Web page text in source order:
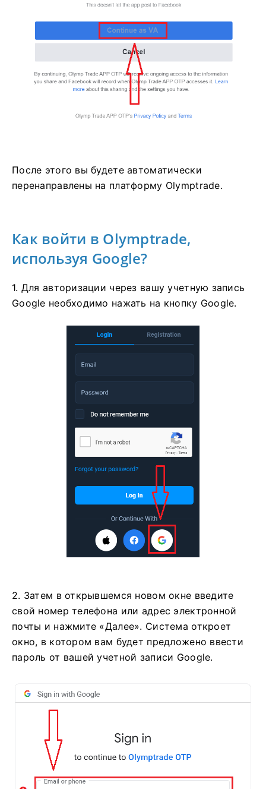
После этого вы будете автоматически
перенаправлены на платформу Olymptrade.
Как войти в Olymptrade,
используя Google?
1. Для авторизации через вашу учетную запись
Google необходимо нажать на кнопку Google.
2. Затем в открывшемся новом окне введите
свой номер телефона или адрес электронной
почты и нажмите «Далее». Система откроет
окно, в котором вам будет предложено ввести
пароль от вашей учетной записи Google.